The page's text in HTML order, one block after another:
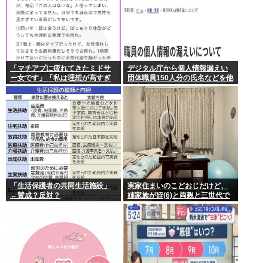
「マチアプに疲れてきたミドサ
ー女です」「私は理想が高すぎ
るのでしょうか」
デジタル庁から個人情報漏えい
団体職員150人分の氏名などを他
省庁へ誤送付、第三者に転送な
「生活保護者の共同生活施設」
←賛成？反対？
実家住まいのこどおじだけど、
姉家族が姪(6)と両親と三世代で
家族旅行に行くらしいから俺も
一緒に連れていってもらっても
いいよね？